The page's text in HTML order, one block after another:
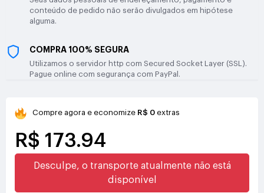
conteúdo de pedido não serão divulgados em hipótese
alguma.
COMPRA 100% SEGURA
Utilizamos o servidor http com Secured Socket Layer (SSL).
Pague online com segurança com PayPal.
Compre agora e economize R$ 0 extras
R$ 173.94
Desculpe, o transporte atualmente não está
disponível